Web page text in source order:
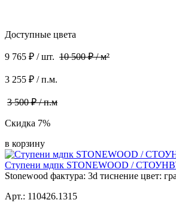
Доступные цвета
9 765 ₽ / шт. 10 500 ₽ / м²
3 255 ₽ / п.м.
3 500 ₽ / п.м
Скидка 7%
в корзину
Ступени мдпк STONEWOOD /
Stonewood фактура: 3d тиснение цвет:
Арт.: 110426.1315